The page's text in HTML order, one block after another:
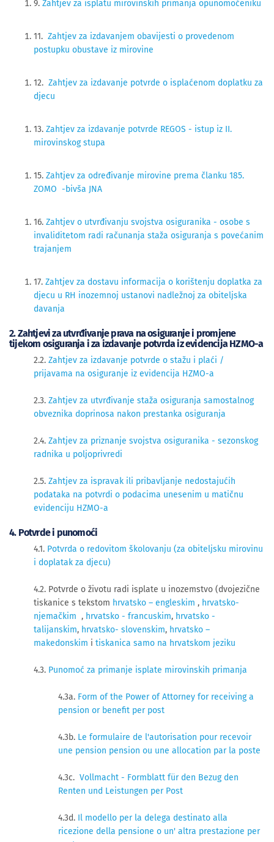
9. Zahtjev za isplatu mirovinskih primanja opunomoćeniku
11. Zahtjev za izdavanjem obavijesti o provedenom
postupku obustave iz mirovine
12. Zahtjev za izdavanje potvrde o isplaćenom doplatku za
djecu
13. Zahtjev za izdavanje potvrde REGOS - istup iz II.
mirovinskog stupa
15. Zahtjev za određivanje mirovine prema članku 185.
ZOMO -bivša JNA
16. Zahtjev o utvrđivanju svojstva osiguranika - osobe s
invaliditetom radi računanja staža osiguranja s povećanim
trajanjem
17. Zahtjev za dostavu informacija o korištenju doplatka za
djecu u RH inozemnoj ustanovi nadležnoj za obiteljska
davanja
2. Zahtjevi za utvrđivanje prava na osiguranje i promjene
tijekom osiguranja i za izdavanje potvrda iz evidencija HZMO-a
2​​.2. Zahtjev za izdavanje potvrde o stažu i plaći /
prijavama na osiguranje iz evidencija HZMO-a
2.3. Zahtjev za utvrđivanje staža osiguranja samostalnog
obveznika doprinosa nakon prestanka osiguranja
2.4. Zahtjev za priznanje svojstva osiguranika - sezonskog
radnika u poljoprivredi
2.5. Zahtjev za ispravak ili pribavljanje nedostajućih
podataka na potvrdi o podacima unesenim u matičnu
evidenciju HZMO-a
4. Potvrde i punomoći
4.1. Potvrda o redovitom školovanju (za obiteljsku mirovinu
i doplatak za djecu)
4.2. Potvrde o životu radi isplate u inozemstvo (dvojezične
tiskanice s tekstom hrvatsko – engleskim , hrvatsko-
njemačkim , hrvatsko - francuskim, hrvatsko -
talijanskim, hrvatsko- slovenskim, hrvatsko –
makedonskim i tiskanica samo na hrvatskom jeziku
4.3. Punomoć za primanje isplate mirovinskih primanja
4.3a. Form of the Power of Attorney for receiving a
pension or benefit per post
4.3b. Le formulaire de l'autorisation pour recevoir
une pension pension ou une allocation par la poste
4.3c. Vollmacht - Formblatt für den Bezug den
Renten und Leistungen per Post
4.3d. Il modello per la delega destinato alla
ricezione della pensione o un' altra prestazione per